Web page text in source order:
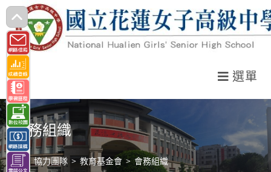
跳
轉
至
主
要
內
容
選單
會務組織
> 協力團隊 > 教育基金會 > 會務組織